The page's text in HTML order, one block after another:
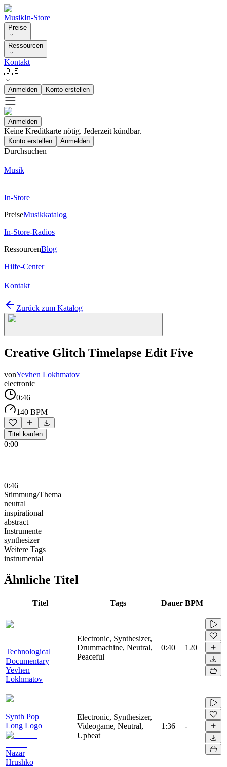
MusikIn-Store
Preise
Ressourcen
Kontakt
🇩🇪
Anmelden Konto erstellen
Anmelden
Keine Kreditkarte nötig. Jederzeit kündbar.
Konto erstellen Anmelden
Durchsuchen
Musik
In-Store
PreiseMusikkatalog
In-Store-Radios
RessourcenBlog
Hilfe-Center
Kontakt
Zurück zum Katalog
Creative Glitch Timelapse Edit Five
vonYevhen Lokhmatov
electronic
0:46
140 BPM
Titel kaufen
0:00
0:46
Stimmung/Thema
neutral
inspirational
abstract
Instrumente
synthesizer
Weitere Tags
instrumental
Ähnliche Titel
Titel Tags Dauer BPM
Technological
Documentary
Yevhen
Lokhmatov
Electronic, Synthesizer,
Drummachine, Neutral,
Peaceful
0:40 120
Synth Pop
Long Logo
Nazar
Hrushko
Electronic, Synthesizer,
Videogame, Neutral,
Upbeat
1:36 -